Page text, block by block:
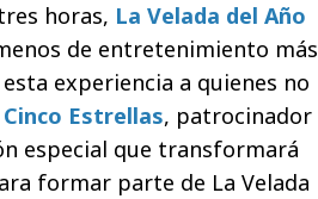
horas, La Velada del Año
de entretenimiento más
experiencia a quienes no
Estrellas, patrocinador
especial que transformará
formar parte de La Velada